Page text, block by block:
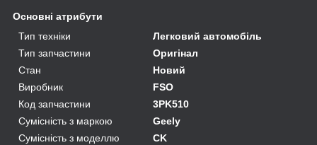
Основні атрибути
Тип техніки
Легковий автомобіль
Тип запчастини
Оригінал
Стан
Новий
Виробник
FSO
Код запчастини
3PK510
Сумісність з маркою
Geely
Сумісність з моделлю
CK